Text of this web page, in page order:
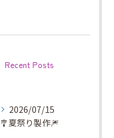
Recent Posts
2026/07/15
🎐夏祭り製作🎆